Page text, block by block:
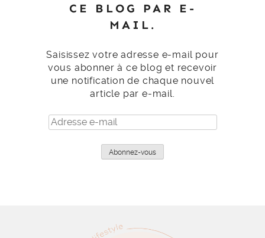
CE BLOG PAR E-
MAIL.
Saisissez votre adresse e-mail pour
vous abonner à ce blog et recevoir
une notification de chaque nouvel
article par e-mail.
Adresse
e-
Abonnez-vous